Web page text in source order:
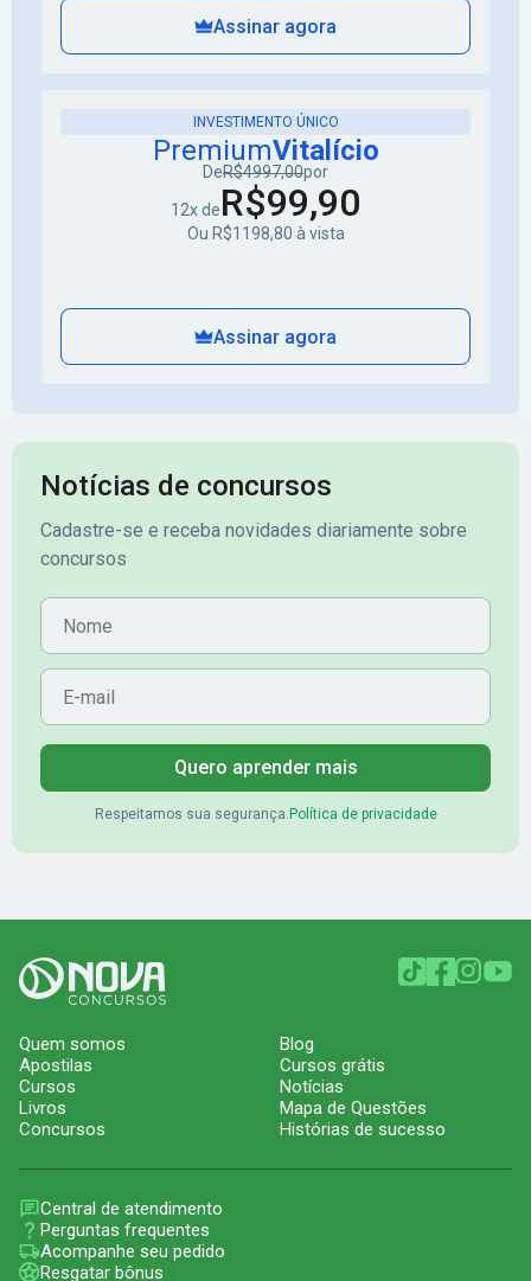
Assinar agora
INVESTIMENTO ÚNICO
PremiumVitalício
DeR$4997,00por
12x deR$99,90
Ou R$1198,80 à vista
Assinar agora
Notícias de concursos
Cadastre-se e receba novidades diariamente sobre
concursos
Nome
E-mail
Quero aprender mais
Respeitamos sua segurança. Política de privacidade
Quem somos
Apostilas
Cursos
Livros
Concursos
Blog
Cursos grátis
Notícias
Mapa de Questões
Histórias de sucesso
Central de atendimento
Perguntas frequentes
Acompanhe seu pedido
Resgatar bônus